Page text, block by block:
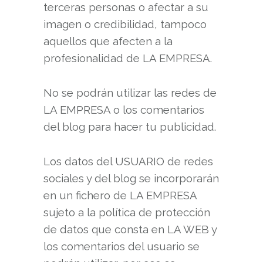
terceras personas o afectar a su
imagen o credibilidad, tampoco
aquellos que afecten a la
profesionalidad de LA EMPRESA.
No se podrán utilizar las redes de
LA EMPRESA o los comentarios
del blog para hacer tu publicidad.
Los datos del USUARIO de redes
sociales y del blog se incorporarán
en un fichero de LA EMPRESA
sujeto a la política de protección
de datos que consta en LA WEB y
los comentarios del usuario se